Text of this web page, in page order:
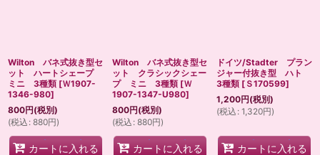
Wilton バネ式抜き型セ
ット ハートシェープ
ミニ 3種類 [Ｗ1907-
1346-980]
800円(税別)
(税込 : 880円)
カートに入れる
Wilton バネ式抜き型セ
ット クラシックシェー
プ ミニ 3種類 [Ｗ
1907-1347-U980]
800円(税別)
(税込 : 880円)
カートに入れる
ドイツ/Stadter プラン
ジャー付抜き型 ハト
3種類 [Ｓ170599]
1,200円(税別)
(税込 : 1,320円)
カートに入れる